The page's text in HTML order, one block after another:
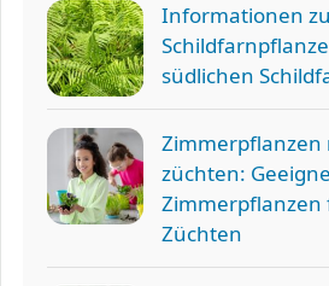
Informationen
südlichen
Zimmerpflanzen
züchten:
Zimmerpflanzen
Züchten